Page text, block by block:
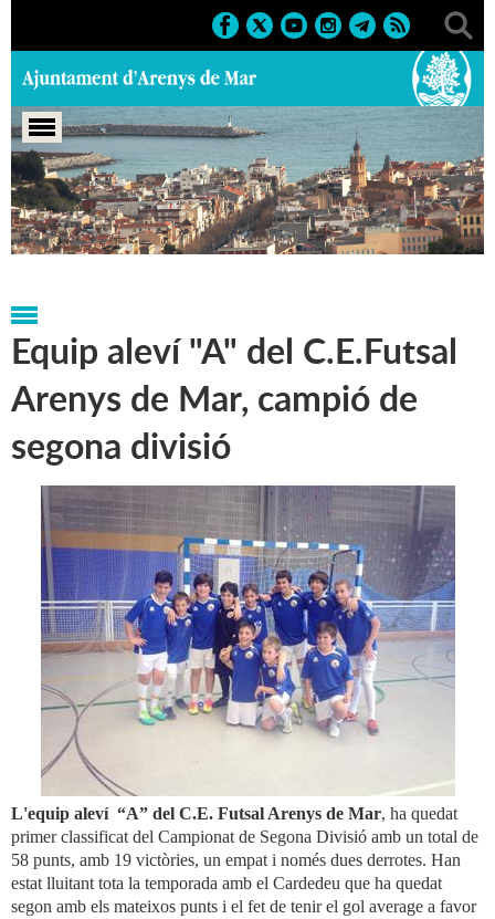
Portada > Notícies > Marcs > Esportius > Reconeixements
esportius
Equip aleví "A" del C.E.Futsal
Arenys de Mar, campió de
segona divisió
L'equip aleví “A” del C.E. Futsal Arenys de Mar, ha quedat
primer classificat del Campionat de Segona Divisió amb un total de
58 punts, amb 19 victòries, un empat i només dues derrotes. Han
estat lluitant tota la temporada amb el Cardedeu que ha quedat
segon amb els mateixos punts i el fet de tenir el gol average a favor